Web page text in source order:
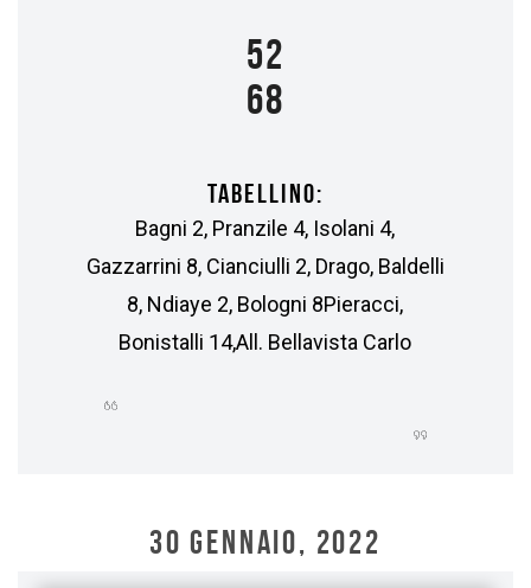
52
68
TABELLINO:
Bagni 2, Pranzile 4, Isolani 4,
Gazzarrini 8, Cianciulli 2, Drago, Baldelli
8, Ndiaye 2, Bologni 8Pieracci,
Bonistalli 14,All. Bellavista Carlo
30 GENNAIO, 2022